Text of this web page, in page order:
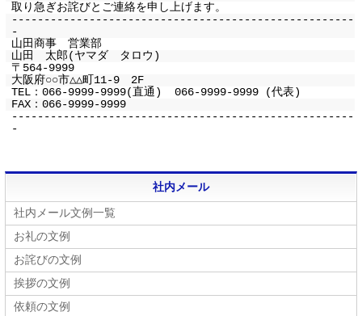
取り急ぎお詫びとご連絡を申し上げます。
-----------------------------------------------------
-
山田商事 営業部
山田 太郎(ヤマダ タロウ)
〒564-9999
大阪府○○市△△町11-9 2F
TEL：066-9999-9999(直通) 066-9999-9999 (代表)
FAX：066-9999-9999
-----------------------------------------------------
-
社内メール
社内メール文例一覧
お礼の文例
お詫びの文例
挨拶の文例
依頼の文例